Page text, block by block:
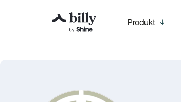
Produkt